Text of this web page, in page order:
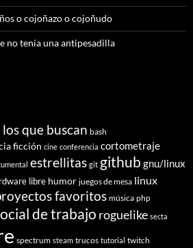
o cojoñazo o cojoñudo
no tenía una antipesadilla
que buscan bash
ficción cine conferencia cortometraje
estrellitas git github gnu/linux
libre humor juegos de mesa linux
favoritos música php
de trabajo roguelike secta
spectrum steam trucos tutorial twitch